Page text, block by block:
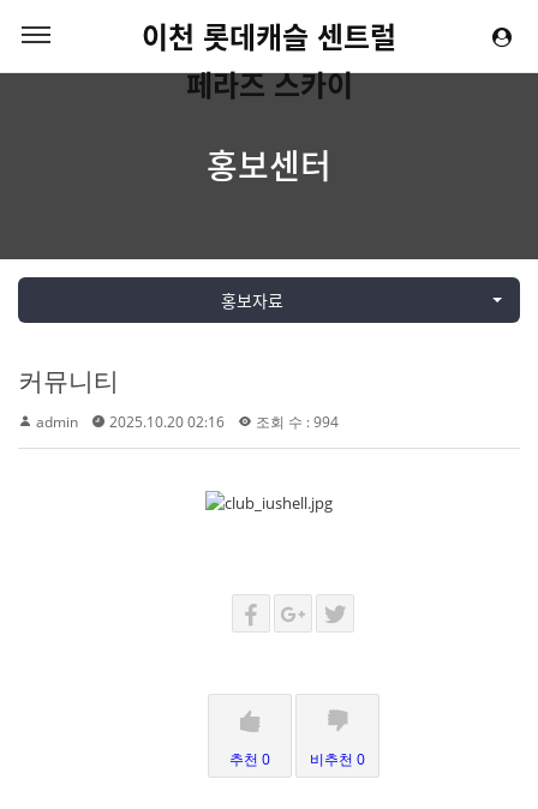
이천 롯데캐슬 센트럴
페라즈 스카이
홍보센터
홍보자료
커뮤니티
admin 2025.10.20 02:16 조회 수 : 994
추천 0 비추천 0